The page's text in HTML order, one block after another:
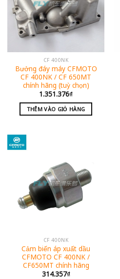
CF 400NK
Bưởng đáy máy CFMOTO
CF 400NK / CF 650MT
chính hãng (tuỳ chọn)
1.351.376₫
THÊM VÀO GIỎ HÀNG
CF 400NK
Cảm biến áp xuất dầu
CFMOTO CF 400NK /
CF650MT chính hãng
314.357₫